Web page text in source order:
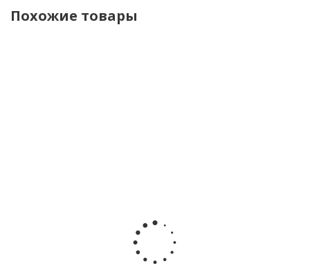
Похожие товары
трансформер
Веспера с
фигуркой
трансформер